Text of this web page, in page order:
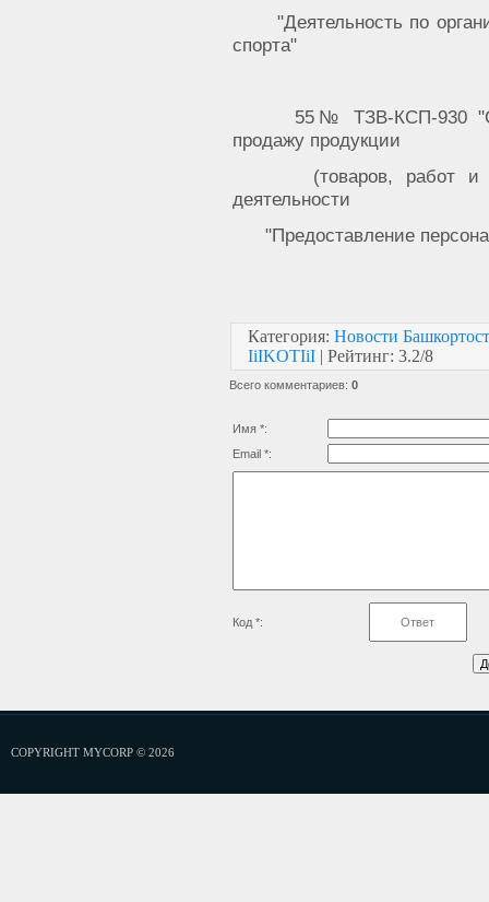
"Деятельность по
спорта"
55№ ТЗВ-КСП-930
продажу продукции
(товаров, работ
деятельности
"Предоставление
Категория: Новости
IiIKOTIiI | Рейтинг: 3.2/8
Всего комментариев: 0
Имя *:
Email *:
Код *:
COPYRIGHT MYCORP © 2026